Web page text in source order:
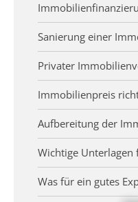
Sanierung einer
Privater
Immobilienpreis
Aufbereitung der
Wichtige Unterlagen
Was für ein gutes